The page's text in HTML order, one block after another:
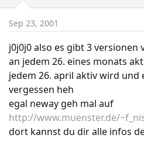
Sep 23, 2001
j0j0j0 also es gibt 3 versionen
an jedem 26. eines monats
jedem 26. april aktiv wird und
vergessen heh
egal neway geh mal auf
http://www.muenster.de/
dort kannst du dir alle infos